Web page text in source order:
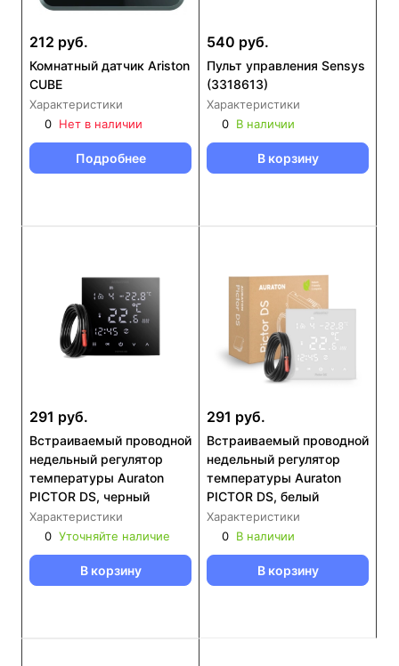
212 руб.
Комнатный датчик Ariston
CUBE
Характеристики
0 Нет в наличии
Подробнее
540 руб.
Пульт управления Sensys
(3318613)
Характеристики
0 В наличии
В корзину
291 руб.
Встраиваемый проводной
недельный регулятор
температуры Auraton
PICTOR DS, черный
Характеристики
0 Уточняйте наличие
В корзину
291 руб.
Встраиваемый проводной
недельный регулятор
температуры Auraton
PICTOR DS, белый
Характеристики
0 В наличии
В корзину